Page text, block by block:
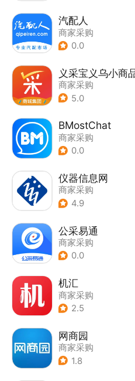
汽配人
商家采购
0.0
商家采购
5.0
BMostChat
商家采购
0.0
仪器信息网
商家采购
4.9
公采易通
商家采购
0.0
机汇
商家采购
2.5
网商园
商家采购
1.8